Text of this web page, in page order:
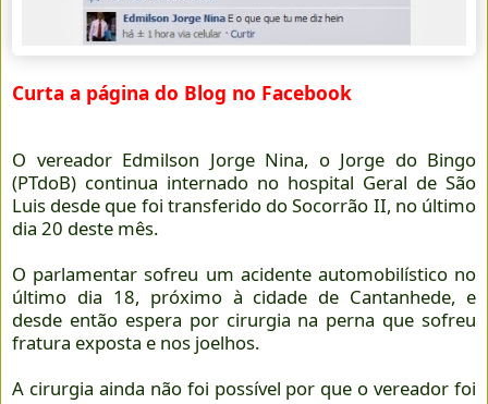
Curta a página do Blog no Facebook
O vereador Edmilson Jorge Nina, o Jorge do Bingo
(PTdoB) continua internado no hospital Geral de São
Luis desde que foi transferido do Socorrão II, no último
dia 20 deste mês.
O parlamentar sofreu um acidente automobilístico no
último dia 18, próximo à cidade de Cantanhede, e
desde então espera por cirurgia na perna que sofreu
fratura exposta e nos joelhos.
A cirurgia ainda não foi possível por que o vereador foi